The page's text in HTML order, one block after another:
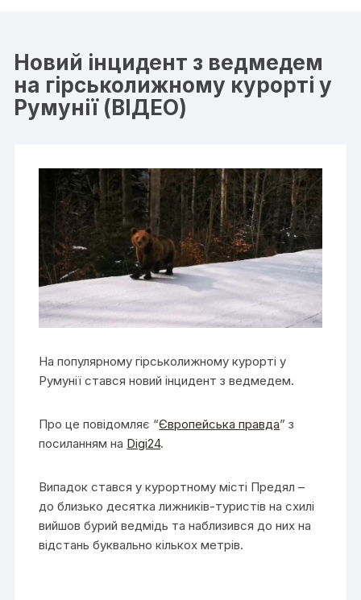
Новий інцидент з ведмедем
на гірськолижному курорті у
Румунії (ВІДЕО)
На популярному гірськолижному курорті у
Румунії стався новий інцидент з ведмедем.
Про це повідомляє “Європейська правда” з
посиланням на Digi24.
Випадок стався у курортному місті Предял –
до близько десятка лижників-туристів на схилі
вийшов бурий ведмідь та наблизився до них на
відстань буквально кількох метрів.